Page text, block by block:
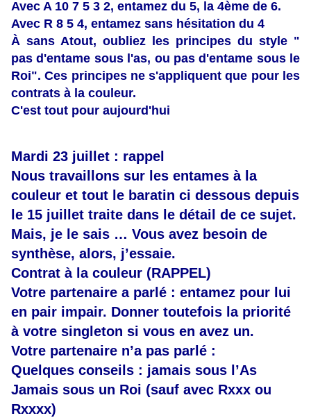
Avec A 10 7 5 3 2, entamez du 5, la 4ème de 6.
Avec R 8 5 4, entamez sans hésitation du 4
À sans Atout, oubliez les principes du style "
pas d'entame sous l'as, ou pas d'entame sous le
Roi". Ces principes ne s'appliquent que pour les
contrats à la couleur.
C'est tout pour aujourd'hui
Mardi 23 juillet : rappel
Nous travaillons sur les entames à la
couleur et tout le baratin ci dessous depuis
le 15 juillet traite dans le détail de ce sujet.
Mais, je le sais … Vous avez besoin de
synthèse, alors, j’essaie.
Contrat à la couleur (RAPPEL)
Votre partenaire a parlé : entamez pour lui
en pair impair. Donner toutefois la priorité
à votre singleton si vous en avez un.
Votre partenaire n’a pas parlé :
Quelques conseils : jamais sous l’As
Jamais sous un Roi (sauf avec Rxxx ou
Rxxxx)